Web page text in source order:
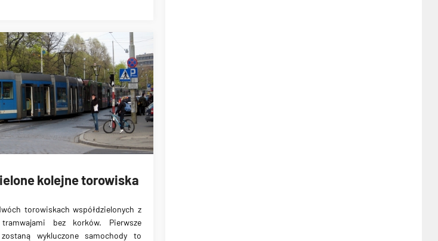
kolejne torowiska
torowiskach współdzielonych z
bez korków. Pierwsze
wykluczone samochody to